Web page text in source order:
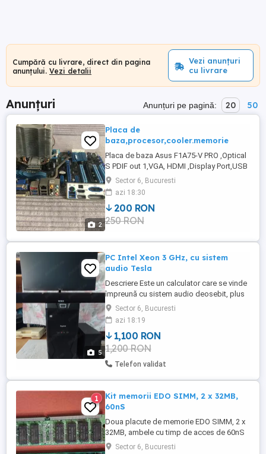
Cumpără cu livrare, direct din pagina
anunțului. Vezi detalii
Vezi anunțuri
cu livrare
Anunțuri Anunțuri pe pagină: 20 50
2
Placa de
baza,procesor,cooler.memorie
Placa de baza Asus F1A75-V PRO ,Optical
S PDIF out 1,VGA, HDMI ,Display Port,USB
3.0 Procesor AMD A8 3850,4 nuclee.
Cooler Deep Cool Memorie 4gb. Nu trimit
in tara.
Sector 6, Bucuresti
azi 18:30
200 RON
250 RON
5
PC Intel Xeon 3 GHz, cu sistem
audio Tesla
Descriere Este un calculator care se vinde
împreună cu sistem audio deosebit, plus
mouse și tastatură noi. Toate datele
despre configurație plus alte informații le
puteți găsi și în pozele din anunț. -Carcasă
cu sursă 650 W cu molexuri alimentare
placă video, Segotep; -Monitor LED VA
Tesla 21.5'', Full ...
Sector 6, Bucuresti
azi 18:19
1,100 RON
1,200 RON
Telefon validat
1
Kit memorii EDO SIMM, 2 x 32MB,
60nS
Doua placute de memorie EDO SIMM, 2 x
32MB, ambele cu timp de acces de 60nS
Perfect functionale, aspect excelent.
Sector 6, Bucuresti